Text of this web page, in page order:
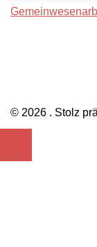
© 2026 . Stolz